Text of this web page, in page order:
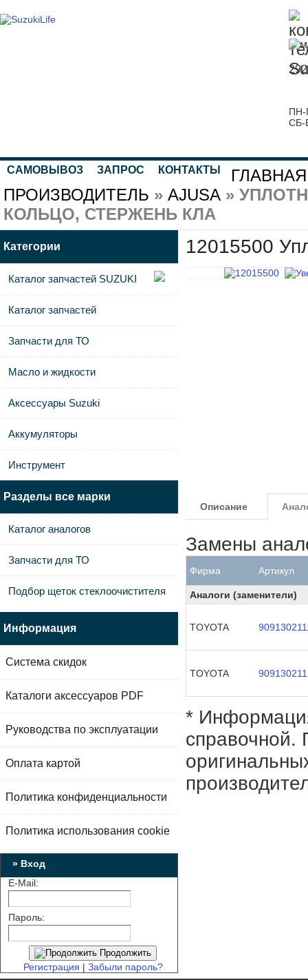
ПН-
СБ-
САМОВЫВОЗ ЗАПРОС КОНТАКТЫ ГЛАВНАЯ
ПРОИЗВОДИТЕЛЬ » AJUSA »
КОЛЬЦО, СТЕРЖЕНЬ КЛА
12015500
Описание
Замены
Фирма Артикул
Аналоги (заменители)
TOYOTA
TOYOTA
*
справочной.
Категории
Каталог запчастей SUZUKI
Каталог запчастей
Запчасти для ТО
Масло и жидкости
Аксессуары Suzuki
Аккумуляторы
Инструмент
Разделы все марки
Каталог аналогов
Запчасти для ТО
Подбор щеток стеклоочистителя
Информация
Система скидок
Каталоги аксессуаров PDF
Руководства по эксплуатации
Оплата картой
Политика конфиденциальности
Политика использования cookie
» Вход
E-Mail:
Пароль:
Продолжить
Регистрация | Забыли пароль?